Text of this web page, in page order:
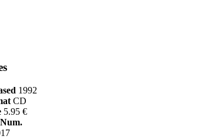
1992
CD
5.95 €